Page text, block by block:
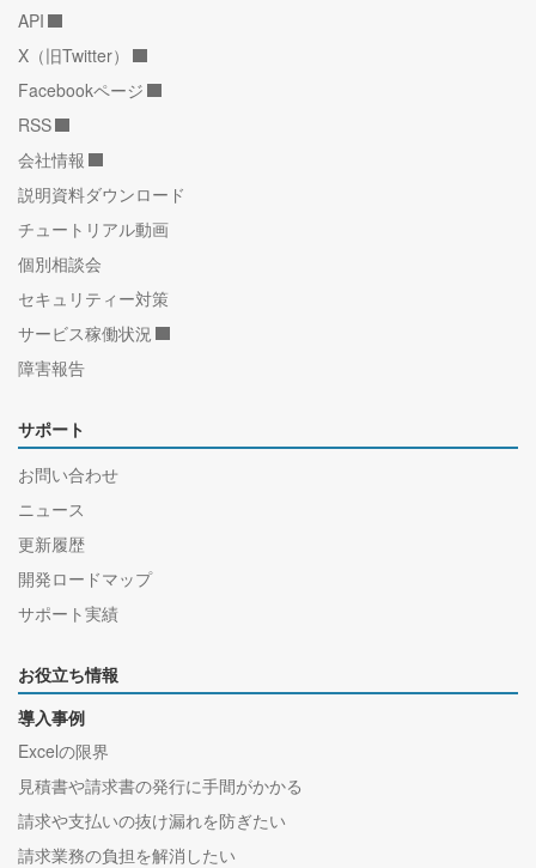
API
X（旧Twitter）
Facebookページ
RSS
会社情報
説明資料ダウンロード
チュートリアル動画
個別相談会
セキュリティー対策
サービス稼働状況
障害報告
サポート
お問い合わせ
ニュース
更新履歴
開発ロードマップ
サポート実績
お役立ち情報
導入事例
Excelの限界
見積書や請求書の発行に手間がかかる
請求や支払いの抜け漏れを防ぎたい
請求業務の負担を解消したい